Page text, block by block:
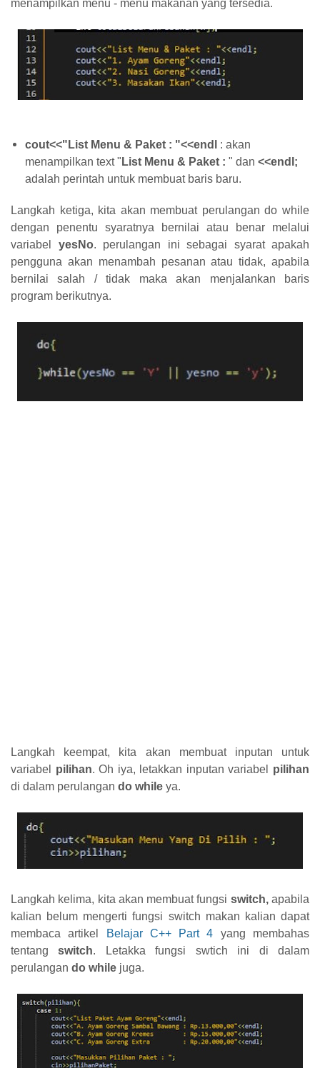
menampilkan menu - menu makanan yang tersedia.
cout<<"List Menu & Paket : "<<endl : akan
menampilkan text " List Menu & Paket : " dan <<endl;
adalah perintah untuk membuat baris baru.
Langkah ketiga, kita akan membuat perulangan do while
dengan penentu syaratnya bernilai atau benar melalui
variabel yesNo. perulangan ini sebagai syarat apakah
pengguna akan menambah pesanan atau tidak, apabila
bernilai salah / tidak maka akan menjalankan baris
program berikutnya.
Langkah keempat, kita akan membuat inputan untuk
variabel pilihan. Oh iya, letakkan inputan variabel pilihan
di dalam perulangan do while ya.
Langkah kelima, kita akan membuat fungsi switch,apabila
kalian belum mengerti fungsi switch makan kalian dapat
membaca artikel
Belajar C++ Part 4 yang membahas
tentangswitch. Letakka fungsi swtich ini di dalam
perulangan do while juga.